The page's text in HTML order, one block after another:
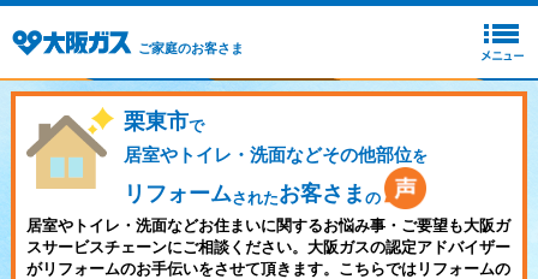
ご家庭のお客さま
栗東市で
居室やトイレ・洗面などその他部位を
リフォームされたお客さま の
居室やトイレ・洗面などお住まいに関するお悩み事・ご要望も大阪ガ
スサービスチェーンにご相談ください。大阪ガスの認定アドバイザー
がリフォームのお手伝いをさせて頂きます。こちらではリフォームの